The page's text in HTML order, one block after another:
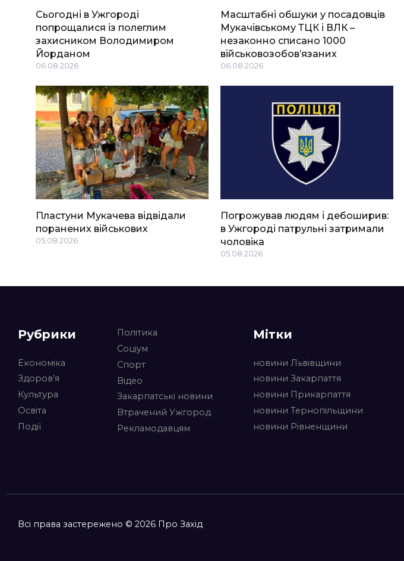
Сьогодні в Ужгороді
попрощалися із полеглим
захисником Володимиром
Йорданом
06.08.2026
Масштабні обшуки у посадовців
Мукачівському ТЦК і ВЛК –
незаконно списано 1000
військовозобов’язаних
06.08.2026
Пластуни Мукачева відвідали
поранених військових
05.08.2026
Погрожував людям і дебоширив:
в Ужгороді патрульні затримали
чоловіка
05.08.2026
Рубрики
Економіка
Здоров’я
Культура
Освіта
Події
Політика
Соціум
Спорт
Відео
Закарпатські новини
Втрачений Ужгород
Рекламодавцям
Мітки
новини Львівщини
новини Закарпаття
новини Прикарпаття
новини Тернопільщини
новини Рівненщини
Всі права застережено © 2026 Про Захід